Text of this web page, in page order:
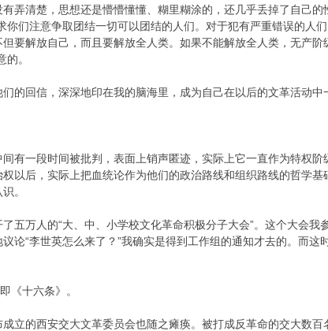
弄清楚，思想还是懵懵懂懂、糊里糊涂的，还几乎丢掉了自己
们注意争取团结一切可以团结的人们。对于犯有严重错误的人
要解放自己，而且要解放全人类。如果不能解放全人类，无产阶
。
回信，深深地印在我的脑海里，成为自己在以后的文革活动中
一段时间被批判，表面上销声匿迹，实际上它一直作为特权阶
以后，实际上把血统论作为他们的政治路线和组织路线的哲学
。
五万人的“大、中、小学校文化革命积极分子大会”。这个大会我
论“李世英怎么来了？”我确实是得到工作组的通知才去的。而这
《十六条》。
的西安交大文革委员会也随之瘫痪。被打成反革命的交大数百